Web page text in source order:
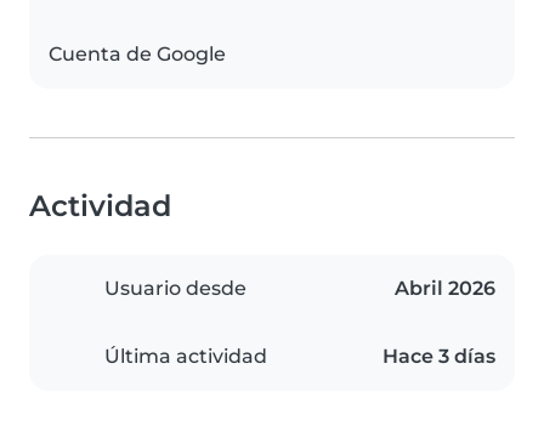
Cuenta de Google
Actividad
Usuario desde Abril 2026
Última actividad Hace 3 días